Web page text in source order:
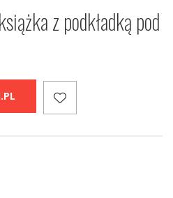
z podkładką pod